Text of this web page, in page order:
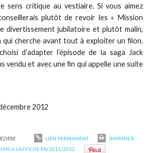
sens critique au vestiaire. Si vous aimez
plutôt de revoir les « Mission
divertissement jubilatoire et plutôt malin,
qui cherche avant tout à exploiter un filon.
d’adapter l’épisode de la saga Jack
vendu et avec une fin qui appelle une suite
2012
LIEN PERMANENT
IMPRIMER
A L'AFFICHE EN 2011/2012